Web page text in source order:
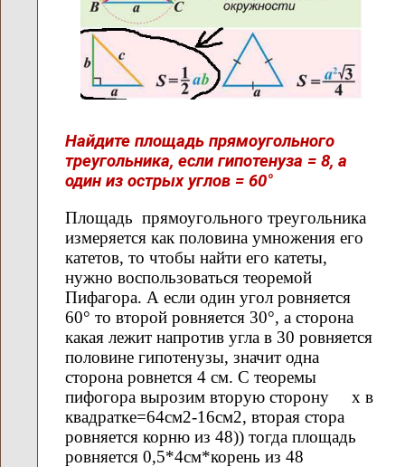
Найдите площадь прямоугольного
треугольника, если гипотенуза = 8, а
один из острых углов = 60°
Площадь прямоугольного треугольника
измеряется как половина умножения его
катетов, то чтобы найти его катеты,
нужно воспользоваться теоремой
Пифагора. А если один угол ровняется
60° то второй ровняется 30°, а сторона
какая лежит напротив угла в 30 ровняется
половине гипотенузы, значит одна
сторона ровнется 4 см. С теоремы
пифогора вырозим вторую сторону х в
квадратке=64см2-16см2, вторая стора
ровняется корню из 48)) тогда площадь
ровняется 0,5*4см*корень из 48